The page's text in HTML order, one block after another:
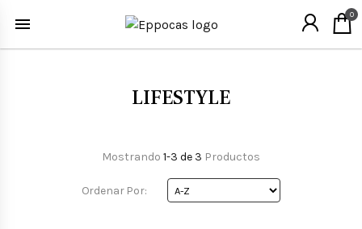
0
LIFESTYLE
Mostrando 1-3 de 3 Productos
Ordenar Por: